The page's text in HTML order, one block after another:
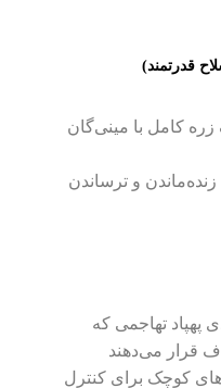
زره کامل با مینی‌گان
زنده‌ماندن و ترساندن
پهپاد تهاجمی که
قرار می‌دهند
کوچک برای کنترل